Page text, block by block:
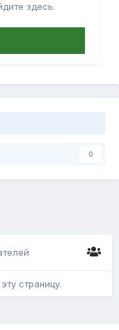
здесь.
0
страницу.